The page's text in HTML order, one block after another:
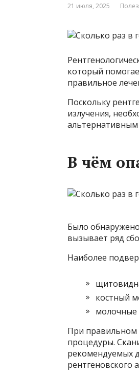
21 июля, 2025
который
правильное
Поскольку
излучения,
В чём
Было
вызывает ряд
Наиболее
костный
молочные
При правильном
процедуры.
рекомендуемых
рентгеновского